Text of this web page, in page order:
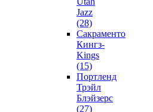
Jazz
(28)
Сакраменто
Кингз-
Kings
(15)
Портленд
Трэйл
Блэйзерс
(27)